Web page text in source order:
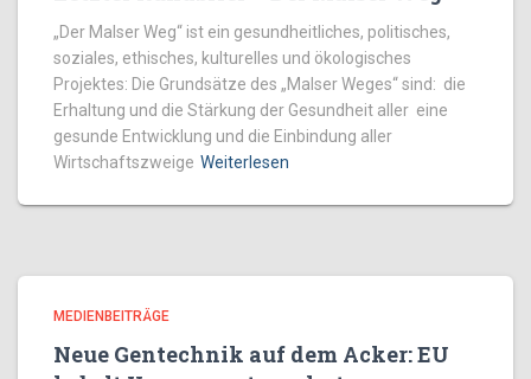
„Der Malser Weg“ ist ein gesundheitliches, politisches,
soziales, ethisches, kulturelles und ökologisches
Projektes: Die Grundsätze des „Malser Weges“ sind: die
Erhaltung und die Stärkung der Gesundheit aller eine
gesunde Entwicklung und die Einbindung aller
Wirtschaftszweige Weiterlesen
MEDIENBEITRÄGE
Neue Gentechnik auf dem Acker: EU